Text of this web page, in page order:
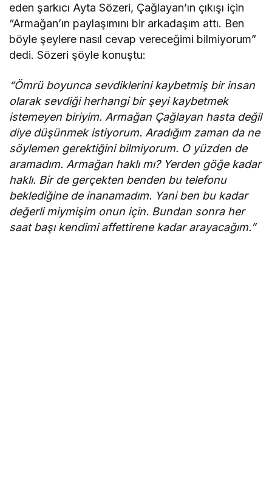
eden şarkıcı Ayta Sözeri, Çağlayan’ın çıkışı için
“Armağan’ın paylaşımını bir arkadaşım attı. Ben
böyle şeylere nasıl cevap vereceğimi bilmiyorum”
dedi. Sözeri şöyle konuştu:
“Ömrü boyunca sevdiklerini kaybetmiş bir insan
olarak sevdiği herhangi bir şeyi kaybetmek
istemeyen biriyim. Armağan Çağlayan hasta değil
diye düşünmek istiyorum. Aradığım zaman da ne
söylemen gerektiğini bilmiyorum. O yüzden de
aramadım. Armağan haklı mı? Yerden göğe kadar
haklı. Bir de gerçekten benden bu telefonu
beklediğine de inanamadım. Yani ben bu kadar
değerli miymişim onun için. Bundan sonra her
saat başı kendimi affettirene kadar arayacağım.”